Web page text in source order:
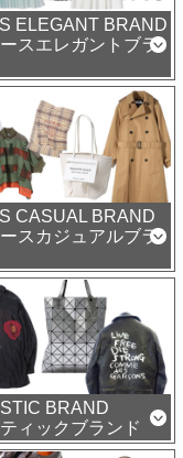
ELEGANT BRAND
スエレガントブラ
CASUAL BRAND
スカジュアルブラ
BRAND
ティックブランド